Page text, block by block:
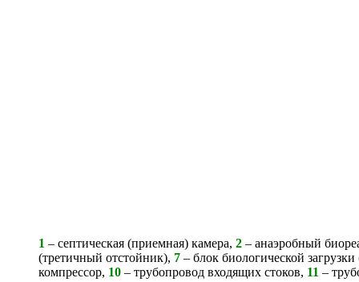
1 – септическая (приемная) камера, 2 – анаэробный
(третичный отстойник), 7 – блок биологической
компрессор, 10 – трубопровод входящих стоков, 11 –